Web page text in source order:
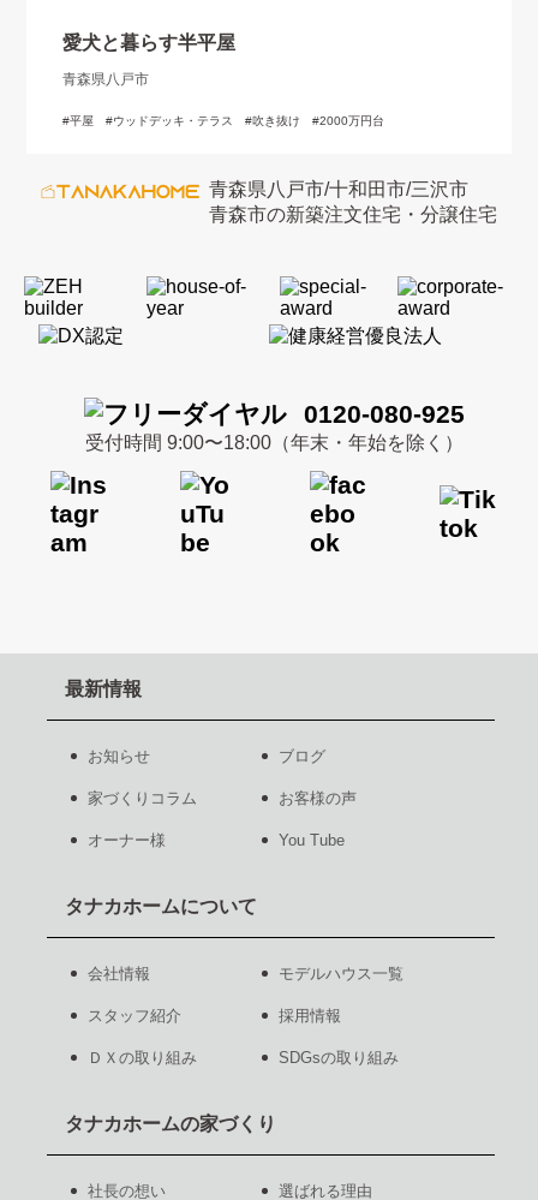
愛犬と暮らす半平屋
青森県八戸市
平屋 ウッドデッキ・テラス 吹き抜け 2000万円台
青森県八戸市/十和田市/三沢市
青森市の新築注文住宅・分譲住宅
0120-080-925
受付時間 9:00〜18:00（年末・年始を除く）
最新情報
お知らせ ブログ
家づくりコラム お客様の声
オーナー様 You Tube
タナカホームについて
会社情報 モデルハウス一覧
スタッフ紹介 採用情報
ＤＸの取り組み SDGsの取り組み
タナカホームの家づくり
社長の想い 選ばれる理由